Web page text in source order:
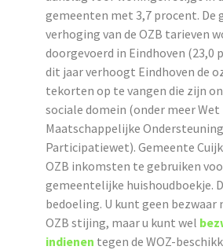
gemeenten met 3,7 procent. De
verhoging van de OZB tarieven
doorgevoerd in Eindhoven (23,0
dit jaar verhoogt Eindhoven de
tekorten op te vangen die zijn
sociale domein (onder meer Wet
Maatschappelijke
Participatiewet). Gemeente
OZB inkomsten te gebruiken
gemeentelijke huishoudboekje.
bedoeling. U kunt geen bezwaar
OZB stijing, maar u kunt wel
indienen tegen de WOZ-